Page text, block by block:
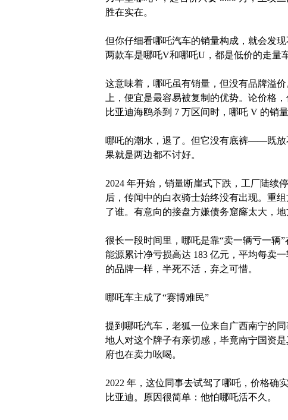
胜在实在。
但你仔细看哪吒汽车的销量构成，就会发
两款车是哪吒V和哪吒U，都是低价的走量
这意味着，哪吒虽有销量，但没有品牌溢
上，便宜是最容易被复制的优势。论价格
比亚迪海鸥杀到 7 万区间时，哪吒 V 的销量
哪吒的潮水，退了。但它没有底裤——既放
果就是两边都不讨好。
2024 年开始，销量断崖式下跌，工厂陆续
后，传闻中的白衣骑士始终没有出现。重
了谁。有意向的接盘方嫌债务窟窿太大，地
很长一段时间里，哪吒是靠“卖一辆亏一辆
能源累计净亏损高达 183 亿元，平均每卖
的品牌一样，半死不活，弃之可惜。
哪吒车主成了“赛博难民”
提到哪吒汽车，老狐一位来自广西南宁的
地人对这个牌子有亲切感，毕竟南宁国资
府也在卖力吆喝。
2022 年，这位同事去试驾了哪吒，价格确
比亚迪。原因很简单：他怕哪吒活不久。